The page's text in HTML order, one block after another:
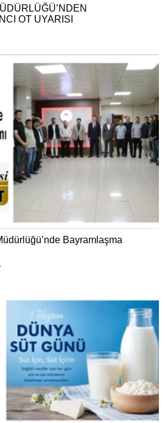
OT UYARISI
Bayramlaşma